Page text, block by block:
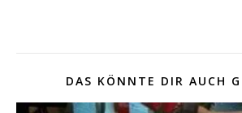
DAS KÖNNTE DIR AUCH